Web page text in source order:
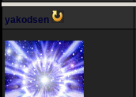
yakodsen